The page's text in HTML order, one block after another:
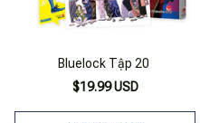
Bluelock Tập 20
$19.99 USD